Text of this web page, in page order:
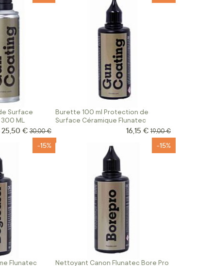
Surface
ML
Prix Spécial
25,50 € Prix normal
30,00 €
Burette 100 ml Protection de
Surface Céramique Flunatec
Prix Spécial
16,15 € Prix normal
19,00 €
Flunatec
-15%
Nettoyant Canon Flunatec Bore Pro
-15%